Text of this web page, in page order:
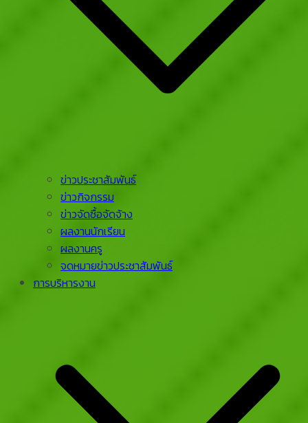
ข่าวประชาสัมพันธ์
ข่าวกิจกรรม
ข่าวจัดซื้อจัดจ้าง
ผลงานนักเรียน
ผลงานครู
จดหมายข่าวประชาสัมพันธ์
การบริหารงาน